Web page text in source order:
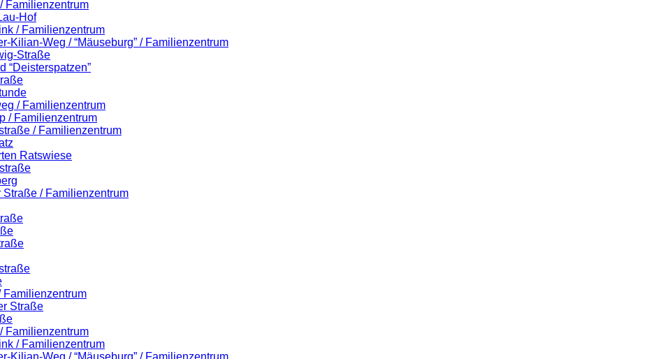
Familienzentrum
Hof
/ Familienzentrum
Kilian-Weg / “Mäuseburg” / Familienzentrum
Straße
“Deisterspatzen”
/ Familienzentrum
/ Familienzentrum
/ Familienzentrum
Ratswiese
/ Familienzentrum
Familienzentrum
Straße
Familienzentrum
/ Familienzentrum
Kilian-Weg / “Mäuseburg” / Familienzentrum